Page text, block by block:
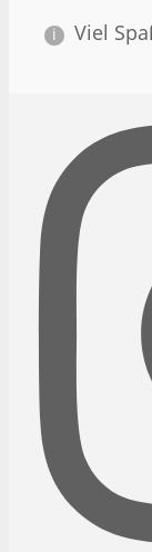
Viel